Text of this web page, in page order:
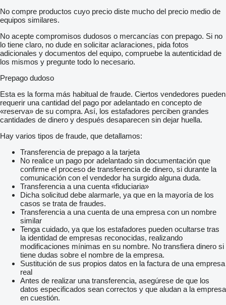
No compre productos cuyo precio diste mucho del precio medio de
equipos similares.
No acepte compromisos dudosos o mercancías con prepago. Si no
lo tiene claro, no dude en solicitar aclaraciones, pida fotos
adicionales y documentos del equipo, compruebe la autenticidad de
los mismos y pregunte todo lo necesario.
Prepago dudoso
Esta es la forma más habitual de fraude. Ciertos vendedores pueden
requerir una cantidad del pago por adelantado en concepto de
«reserva» de su compra. Así, los estafadores perciben grandes
cantidades de dinero y después desaparecen sin dejar huella.
Hay varios tipos de fraude, que detallamos:
Transferencia de prepago a la tarjeta
No realice un pago por adelantado sin documentación que
confirme el proceso de transferencia de dinero, si durante la
comunicación con el vendedor ha surgido alguna duda.
Transferencia a una cuenta «fiduciaria»
Dicha solicitud debe alarmarle, ya que en la mayoría de los
casos se trata de fraudes.
Transferencia a una cuenta de una empresa con un nombre
similar
Tenga cuidado, ya que los estafadores pueden ocultarse tras
la identidad de empresas reconocidas, realizando
modificaciones mínimas en su nombre. No transfiera dinero si
tiene dudas sobre el nombre de la empresa.
Sustitución de sus propios datos en la factura de una empresa
real
Antes de realizar una transferencia, asegúrese de que los
datos especificados sean correctos y que aludan a la empresa
en cuestión.